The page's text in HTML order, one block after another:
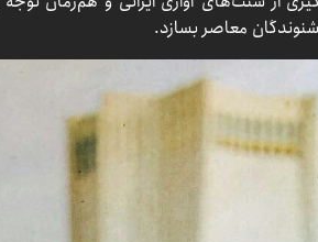
معاصر بسازد.